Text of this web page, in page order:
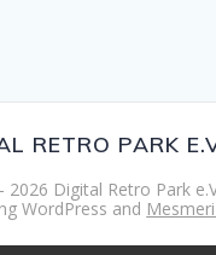
RETRO PARK
2026 Digital Retro Park
WordPress and